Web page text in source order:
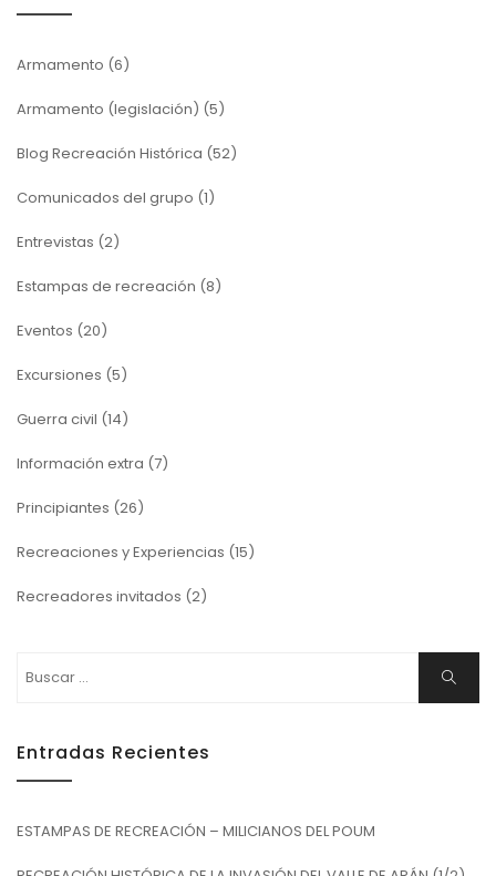
Armamento (6)
Armamento (legislación) (5)
Blog Recreación Histórica (52)
Comunicados del grupo (1)
Entrevistas (2)
Estampas de recreación (8)
Eventos (20)
Excursiones (5)
Guerra civil (14)
Información extra (7)
Principiantes (26)
Recreaciones y Experiencias (15)
Recreadores invitados (2)
Buscar
Entradas Recientes
ESTAMPAS DE RECREACIÓN – MILICIANOS DEL POUM